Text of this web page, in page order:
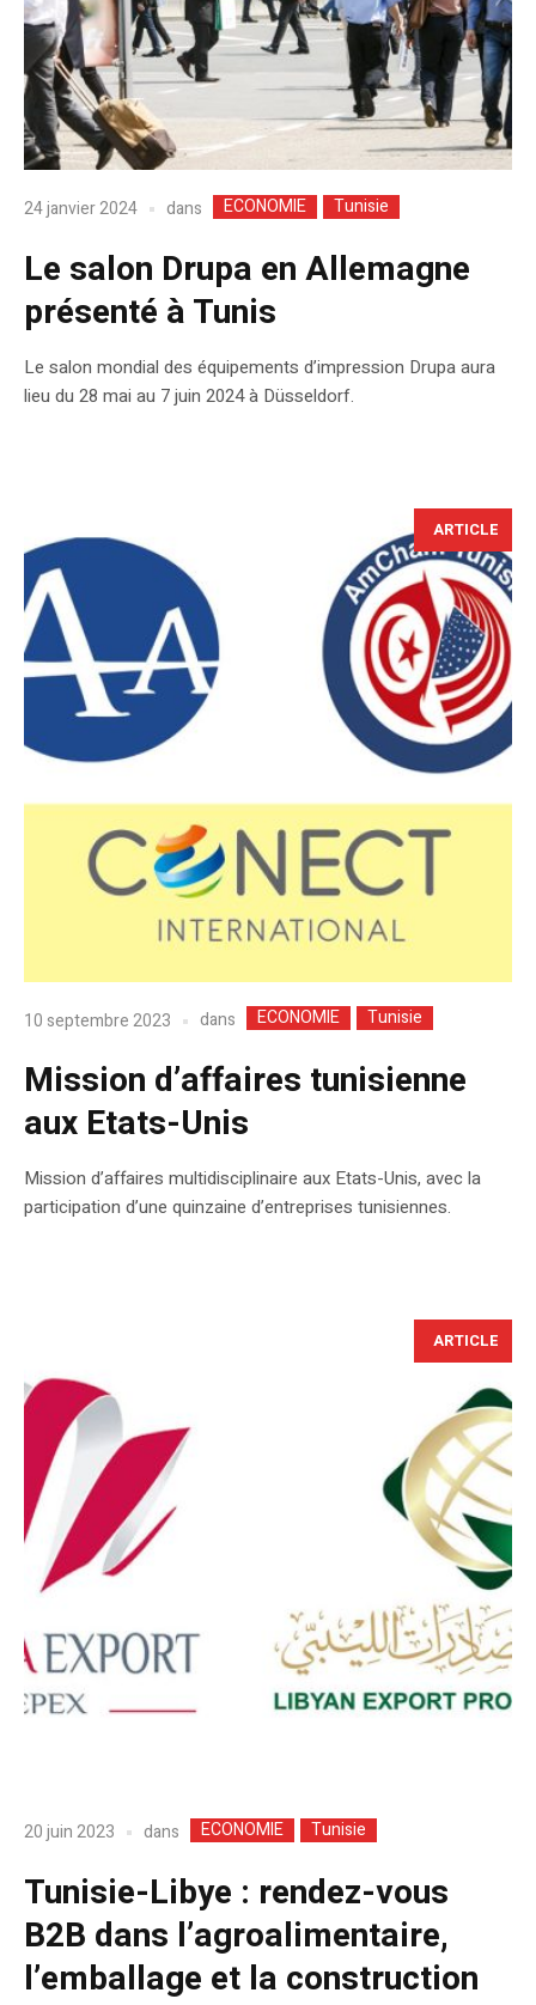
24 janvier 2024 dans ECONOMIE Tunisie
Le salon Drupa en Allemagne
présenté à Tunis
Le salon mondial des équipements d’impression Drupa aura
lieu du 28 mai au 7 juin 2024 à Düsseldorf.
ARTICLE
10 septembre 2023 dans ECONOMIE Tunisie
Mission d’affaires tunisienne
aux Etats-Unis
Mission d’affaires multidisciplinaire aux Etats-Unis, avec la
participation d’une quinzaine d’entreprises tunisiennes.
ARTICLE
20 juin 2023 dans ECONOMIE Tunisie
Tunisie-Libye : rendez-vous
B2B dans l’agroalimentaire,
l’emballage et la construction